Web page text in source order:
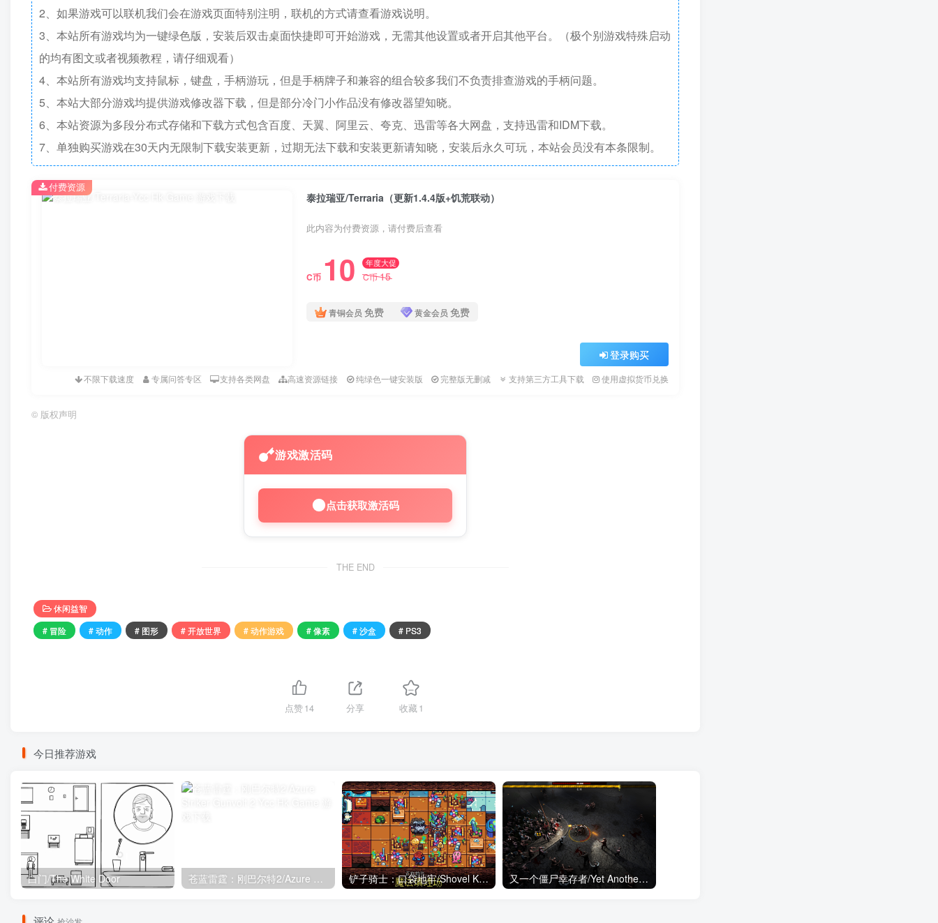
2、如果游戏可以联机我们会在游戏页面特别注明，联机的方式请查看游戏说明。
3、本站所有游戏均为一键绿色版，安装后双击桌面快捷即可开始游戏，无需其他设置或者开启其他平台。（极个别游戏特殊启动
的均有图文或者视频教程，请仔细观看）
4、本站所有游戏均支持鼠标，键盘，手柄游玩，但是手柄牌子和兼容的组合较多我们不负责排查游戏的手柄问题。
5、本站大部分游戏均提供游戏修改器下载，但是部分冷门小作品没有修改器望知晓。
6、本站资源为多段分布式存储和下载方式包含百度、天翼、阿里云、夸克、迅雷等各大网盘，支持迅雷和IDM下载。
7、单独购买游戏在30天内无限制下载安装更新，过期无法下载和安装更新请知晓，安装后永久可玩，本站会员没有本条限制。
泰拉瑞亚/Terraria（更新1.4.4版+饥荒联动）
此内容为付费资源，请付费后查看
C币 10 年度大促
C币15
青铜会员 免费 黄金会员 免费
登录购买
不限下载速度 专属问答专区 支持各类网盘 高速资源链接 纯绿色一键安装版 完整版无删减 支持第三方工具下载 使用虚拟货币兑换
付费资源
© 版权声明
游戏激活码
点击获取激活码
THE END
休闲益智
# 冒险
# 动作 # 图形 # 开放世界 # 动作游戏 # 像素 # 沙盒 # PS3
点赞14 分享 收藏 1
今日推荐游戏
白门/The White Door 铲子骑士：口袋地牢/Shovel Knight Pocket Dungeon 又一个僵尸幸存者/Yet Another Zombie Survivors（0.8数字版+预购奖励+全DLC）